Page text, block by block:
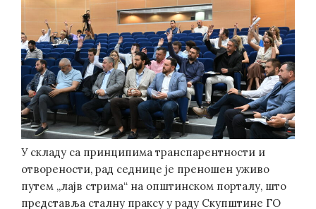
У складу са принципима транспарентности и
отворености, рад седнице је преношен уживо
путем „лајв стрима“ на општинском порталу, што
представља сталну праксу у раду Скупштине ГО